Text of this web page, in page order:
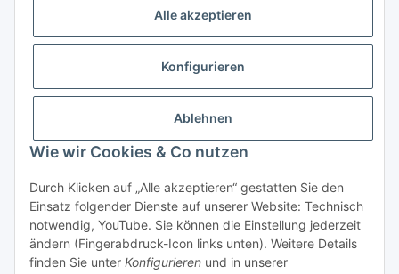
Alle akzeptieren
Konfigurieren
Ablehnen
Wie wir Cookies & Co nutzen
Durch Klicken auf „Alle akzeptieren“ gestatten Sie den
Einsatz folgender Dienste auf unserer Website: Technisch
notwendig, YouTube. Sie können die Einstellung jederzeit
ändern (Fingerabdruck-Icon links unten). Weitere Details
finden Sie unter Konfigurieren und in unserer
Öffnungszeiten:
Vertrag widerrufen